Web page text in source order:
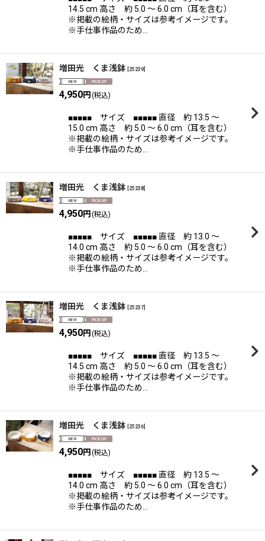
14.5 cm 高さ 約 5.0 〜 6.0 cm（耳を含む）
※掲載の絵柄・サイズは参考イメージです。
※手仕事作品のため…
増田光 くま浅鉢 25239
4,950円 (税込)
■■■■■ サイズ ■■■■■ 直径 約 13.5 〜
15.0 cm 高さ 約 5.0 〜 6.0 cm（耳を含む）
※掲載の絵柄・サイズは参考イメージです。
※手仕事作品のため…
増田光 くま浅鉢 25238
4,950円 (税込)
■■■■■ サイズ ■■■■■ 直径 約 13.0 〜
14.0 cm 高さ 約 5.0 〜 6.0 cm（耳を含む）
※掲載の絵柄・サイズは参考イメージです。
※手仕事作品のため…
増田光 くま浅鉢 25237
4,950円 (税込)
■■■■■ サイズ ■■■■■ 直径 約 13.5 〜
14.5 cm 高さ 約 5.0 〜 6.0 cm（耳を含む）
※掲載の絵柄・サイズは参考イメージです。
※手仕事作品のため…
増田光 くま浅鉢 25236
4,950円 (税込)
■■■■■ サイズ ■■■■■ 直径 約 13.5 〜
14.0 cm 高さ 約 5.0 〜 6.0 cm（耳を含む）
※掲載の絵柄・サイズは参考イメージです。
※手仕事作品のため…